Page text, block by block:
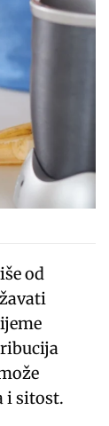
od
i sitost.